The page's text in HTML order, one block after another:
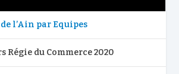
l’Ain par Equipes
Régie du Commerce 2020